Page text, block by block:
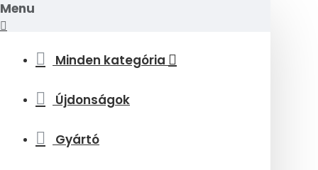
Menu
Minden kategória
Újdonságok
Gyártó